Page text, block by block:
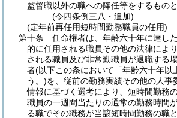
監督職以外の職への降任等をするものと
(令四条例三八・追加)
(定年前再任用短時間勤務職員の任用)
第十条
任命権者は、年齢六十年に達し
的に任用される職員その他の法律によ
される職員及び非常勤職員が退職する
者(以下この条において「年齢六十年以
う。)を、従前の勤務実績その他の人事
情報に基づく選考により、短時間勤務
職員の一週間当たりの通常の勤務時間
る職でその職務が当該短時間勤務の職